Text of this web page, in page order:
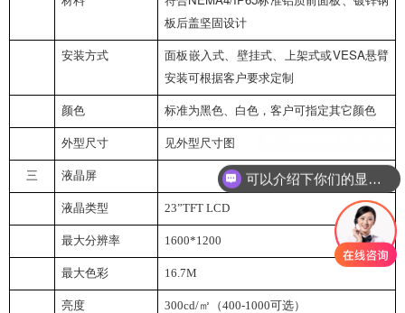
板后盖坚固设计
安装方式 面板嵌入式、壁挂式、 上架式或VESA悬臂
安装可根据客户要求定制
颜色 标准为黑色、白色，客户可指定其它颜色
外型尺寸 见外型尺寸图
三 液晶屏
液晶类型 23”TFT LCD
最大分辨率 1600*1200
最大色彩 16.7M
亮度 300cd/㎡（400-1000可选）
可以介绍下你们的显示器吗？